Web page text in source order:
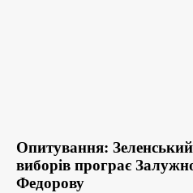
Опитування:
виборів програє
Федорову